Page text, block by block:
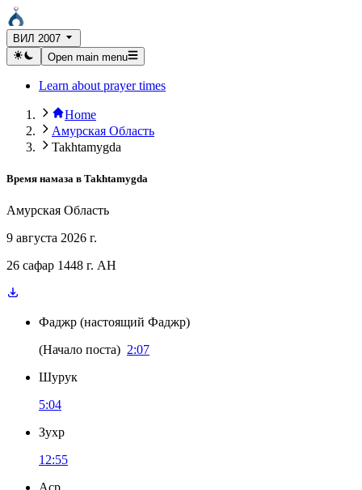
ВИЛ 2007
Open main menu
Learn about prayer times
Home
Амурская Область
Takhtamygda
Время намаза в Takhtamygda
Амурская Область
9 августа 2026 г.
26 сафар 1448 г. AH
Фаджр (настоящий Фаджр)
(Начало поста) 2:07
Шурук
5:04
Зухр
12:55
Аср